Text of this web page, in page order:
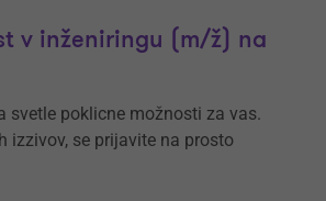
v inženiringu (m⁠/⁠ž) na
svetle poklicne možnosti za vas.
izzivov, se prijavite na prosto